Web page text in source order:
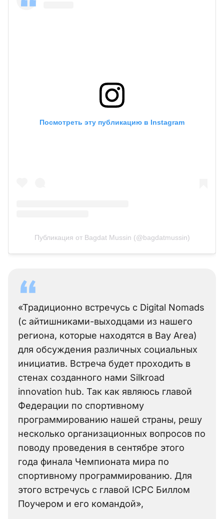
Посмотреть эту публикацию в Instagram
Публикация от Bagdat Mussin (@bagdatmussin)
«Традиционно встречусь с Digital Nomads
(с айтишниками-выходцами из нашего
региона, которые находятся в Bay Area)
для обсуждения различных социальных
инициатив. Встреча будет проходить в
стенах созданного нами Silkroad
innovation hub. Так как являюсь главой
Федерации по спортивному
программированию нашей страны, решу
несколько организационных вопросов по
поводу проведения в сентябре этого
года финала Чемпионата мира по
спортивному программированию. Для
этого встречусь с главой ICPC Биллом
Поучером и его командой»,